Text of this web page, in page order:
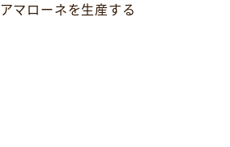
マローネを生産する